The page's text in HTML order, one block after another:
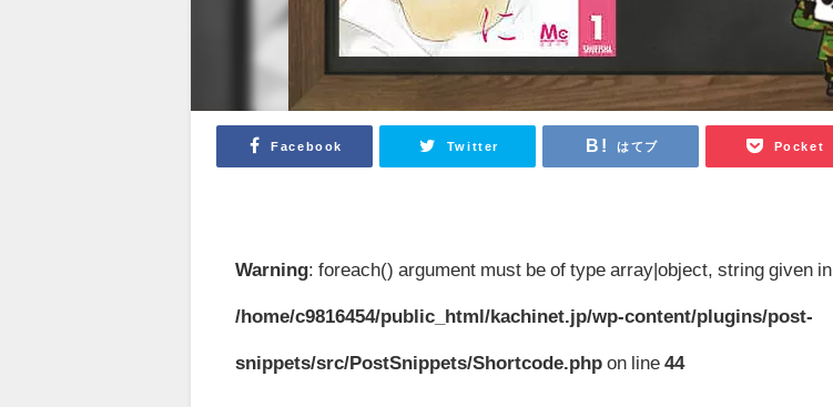
Facebook Twitter はてブ Pocket
Warning: foreach() argument must be of type array|object, string given in
/home/c9816454/public_html/kachinet.jp/wp-content/plugins/post-
snippets/src/PostSnippets/Shortcode.php on line44